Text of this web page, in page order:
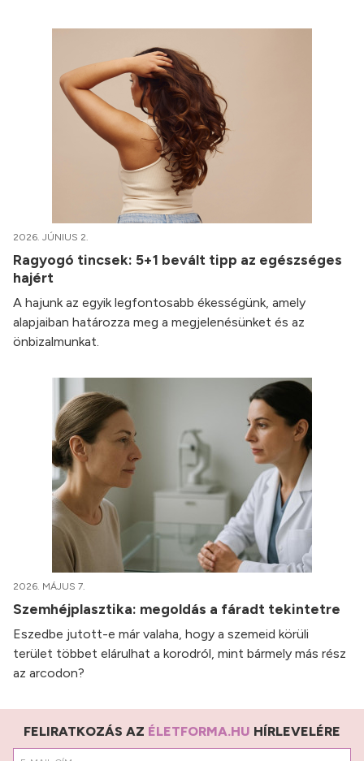
2026. JÚNIUS 2.
Ragyogó tincsek: 5+1 bevált tipp az egészséges
hajért
A hajunk az egyik legfontosabb ékességünk, amely
alapjaiban határozza meg a megjelenésünket és az
önbizalmunkat.
2026. MÁJUS 7.
Szemhéjplasztika: megoldás a fáradt tekintetre
Eszedbe jutott-e már valaha, hogy a szemeid körüli
terület többet elárulhat a korodról, mint bármely más rész
az arcodon?
FELIRATKOZÁS AZ ÉLETFORMA.HU HÍRLEVELÉRE